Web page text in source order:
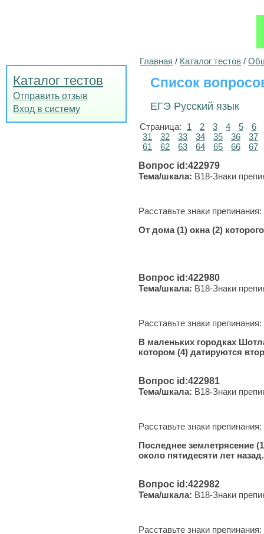
Каталог тестов
Отправить отзыв
Вход в систему
Главная / Каталог тестов /
Список
ЕГЭ Русский язык
Страница: 1 2 3 4 5
6
31
32 33 34 35 36
37
61
62 63 64 65 66
67
Вопрос id:422979
Тема/шкала: B18-Знаки
Расставьте знаки
От дома (1) окна (2)
Вопрос id:422980
Тема/шкала: B18-Знаки
Расставьте знаки
В маленьких городках
котором (4) датируются
Вопрос id:422981
Тема/шкала: B18-Знаки
Расставьте знаки
Последнее землетрясение
около пятидесяти лет назад.
Вопрос id:422982
Тема/шкала: B18-Знаки
Расставьте знаки